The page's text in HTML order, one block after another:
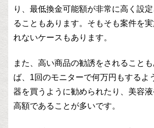
り、最低換金可能額が非常に高く設
ることもあります。そもそも案件を
れないケースもあります。
また、高い商品の勧誘をされること
ば、1回のモニターで何万円もするよ
器を買うように勧められたり、美容
高額であることが多いです。